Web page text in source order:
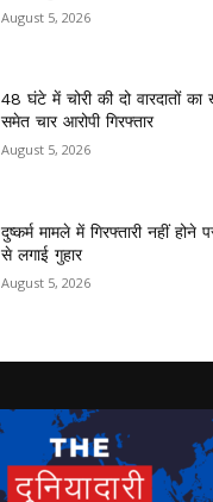
August 5, 2026
48 घंटे में चोरी की दो वारदातों का
समेत चार आरोपी गिरफ्तार
August 5, 2026
दुष्कर्म मामले में गिरफ्तारी नहीं होने
से लगाई गुहार
August 5, 2026